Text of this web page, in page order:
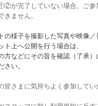
が完了していない場合、ご参
きません。
の様子を撮影した写真や映像／
ト上へ公開を行う場合は、
方などにその旨を確認（了承）
さい。
皆さまに気持ちよく参加してい